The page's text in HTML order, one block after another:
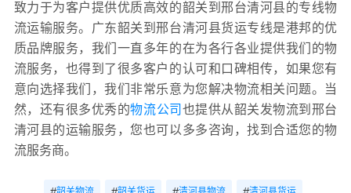
致力于为客户提供优质高效的韶关到邢台清河县的专线物
流运输服务。广东韶关到邢台清河县货运专线是港邦的优
质品牌服务，我们一直多年的在为各行各业提供我们的物
流服务，也得到了很多客户的认可和口碑相传，如果您有
意向选择我们，我们非常乐意为您解决物流相关问题。当
然，还有很多优秀的物流公司 也提供从韶关发物流到邢台
清河县的运输服务，您也可以多多咨询，找到合适您的物
流服务商。